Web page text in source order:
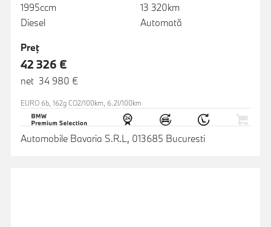
1995ccm
Diesel
13 320km
Automată
Preţ
42 326 €
net 34 980 €
EURO 6b, 162g CO2/100km, 6.2l/100km
Automobile Bavaria S.R.L, 013685 Bucuresti